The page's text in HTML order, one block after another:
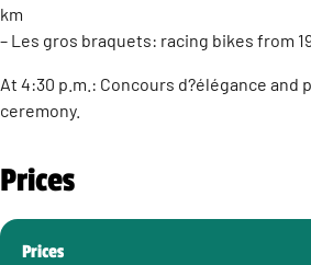
km
– Les gros braquets: racing bikes from
At 4:30 p.m.: Concours d?élégance and
ceremony.
Prices
Prices